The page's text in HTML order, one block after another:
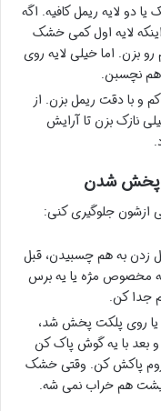
یا دو لایه ریمل کافیه. اگه
لایه اول کمی خشک
لایه دوم رو بزن. اما خیلی لایه روی
هم نچسبن.
و با دقت ریمل بزن. از
نازک بزن تا آرایش
و پخش شدن
ازشون جلوگیری کنی:
زدن به هم چسبیدن، قبل
مخصوص مژه یا یه برس
جدا کن.
روی پلکت پخش شد،
بعد با یه گوش پاک کن
پاکش کن. وقتی خشک
هم خراب نمی شه.